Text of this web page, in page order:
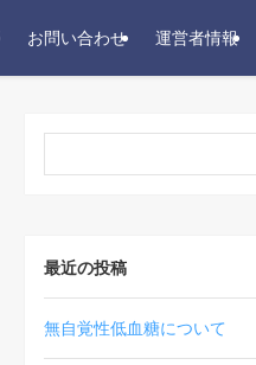
お問い合わせ 運営者情報
最近の投稿
無自覚性低血糖について